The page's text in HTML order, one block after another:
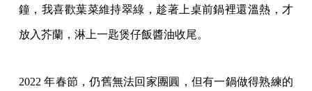
鐘，我喜歡葉菜維持翠綠，趁著上桌前鍋裡還溫熱，才
放入芥蘭，淋上一匙煲仔飯醬油收尾。
2022 年春節，仍舊無法回家團圓，但有一鍋做得熟練的